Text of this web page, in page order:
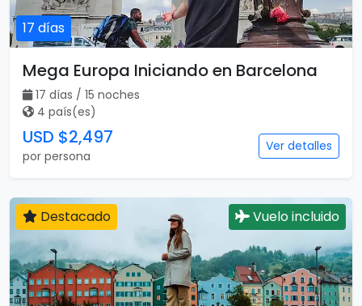
17 días
Mega Europa Iniciando en Barcelona
17 días / 15 noches
4 país(es)
USD $2,497
por persona
Ver detalles
Destacado Vuelo incluido